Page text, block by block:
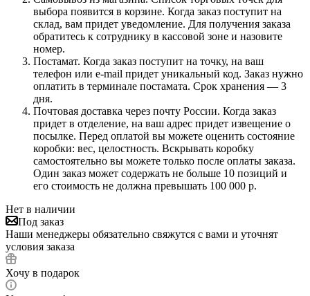
выбора появится в корзине. Когда заказ поступит на
склад, вам придет уведомление. Для получения заказа
обратитесь к сотруднику в кассовой зоне и назовите
номер.
Постамат. Когда заказ поступит на точку, на ваш
телефон или e-mail придет уникальный код. Заказ нужно
оплатить в терминале постамата. Срок хранения — 3
дня.
Почтовая доставка через почту России. Когда заказ
придет в отделение, на ваш адрес придет извещение о
посылке. Перед оплатой вы можете оценить состояние
коробки: вес, целостность. Вскрывать коробку
самостоятельно вы можете только после оплаты заказа.
Один заказ может содержать не больше 10 позиций и
его стоимость не должна превышать 100 000 р.
Нет в наличии
Под заказ
Наши менеджеры обязательно свяжутся с вами и уточнят
условия заказа
Хочу в подарок